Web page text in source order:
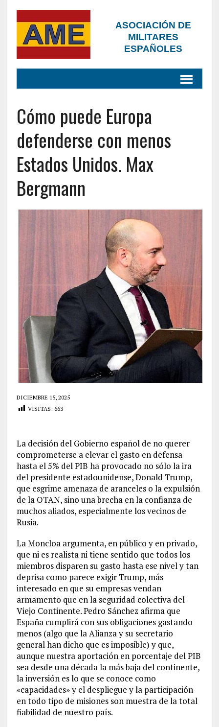
ASOCIACIÓN DE
MILITARES
ESPAÑOLES
Cómo puede Europa
defenderse con menos
Estados Unidos. Max
Bergmann
DICIEMBRE 15, 2025
VISITAS: 663
La decisión del Gobierno español de no querer
comprometerse a elevar el gasto en defensa
hasta el 5% del PIB ha provocado no sólo la ira
del presidente estadounidense, Donald Trump,
que esgrime amenaza de aranceles o la expulsión
de la OTAN, sino una brecha en la confianza de
muchos aliados, especialmente los vecinos de
Rusia.
La Moncloa argumenta, en público y en privado,
que ni es realista ni tiene sentido que todos los
miembros disparen su gasto hasta ese nivel y tan
deprisa como parece exigir Trump, más
interesado en que su empresas vendan
armamento que en la seguridad colectiva del
Viejo Continente. Pedro Sánchez afirma que
España cumplirá con sus obligaciones gastando
menos (algo que la Alianza y su secretario
general han dicho que es imposible) y que,
aunque nuestra aportación en porcentaje del PIB
sea desde una década la más baja del continente,
la inversión es lo que se conoce como
«capacidades» y el despliegue y la participación
en todo tipo de misiones son muestra de la total
fiabilidad de nuestro país.